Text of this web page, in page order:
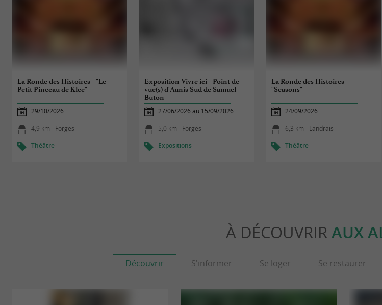
La Ronde des Histoires - "Le
Petit Pinceau de Klee"
29/10/2026
4,9 km - Forges
Théâtre
Exposition Vivre ici - Point de
vue(s) d'Aunis Sud de Samuel
Buton
27/06/2026 au 15/09/2026
5,0 km - Forges
Expositions
La Ronde des Histoires -
"Seasons"
24/09/2026
6,3 km - Landrais
Théâtre
À DÉCOUVRIR AUX
Découvrir S'informer Se loger Se restaurer